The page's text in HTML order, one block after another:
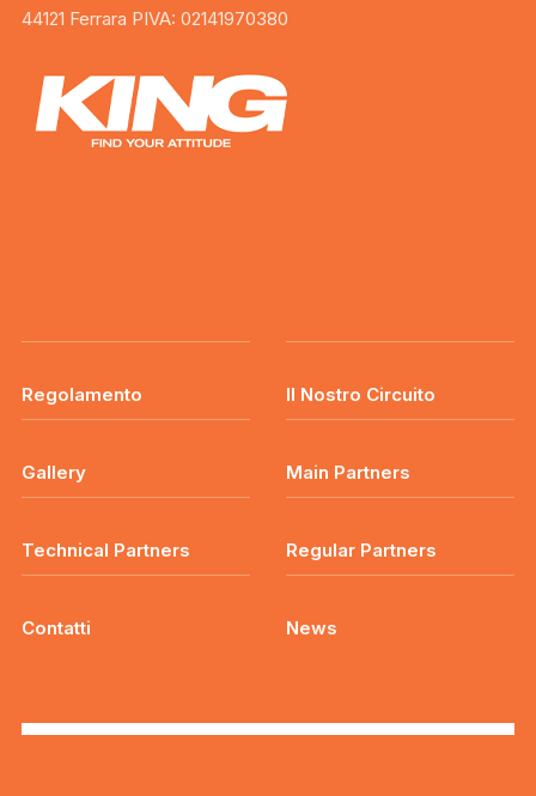
44121 Ferrara PIVA: 02141970380
Regolamento Il Nostro Circuito
Gallery Main Partners
Technical Partners Regular Partners
Contatti News